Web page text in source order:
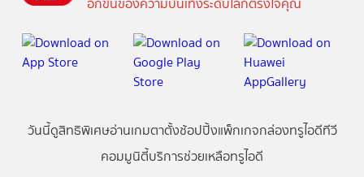
วันนี้ดูสิทธิพิเศษอ่านเกมตาตั้งช้อปปิ้งแพ็กเกจกล่องทรูไอดีทีวี
คอมมูนิตี้บริการช่วยเหลือทรูไอดี